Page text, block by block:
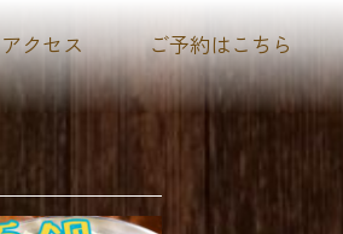
アクセス ご予約はこちら